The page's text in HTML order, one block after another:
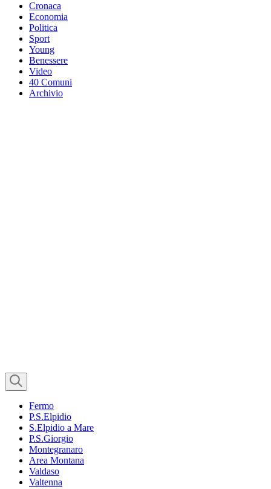
Cronaca
Economia
Politica
Sport
Young
Benessere
Video
40 Comuni
Archivio
Fermo
P.S.Elpidio
S.Elpidio a Mare
P.S.Giorgio
Montegranaro
Area Montana
Valdaso
Valtenna